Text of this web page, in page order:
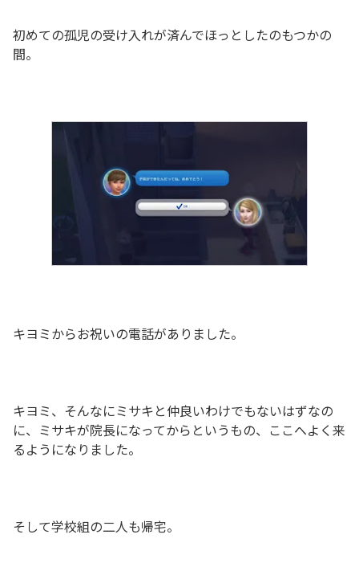
初めての孤児の受け入れが済んでほっとしたのもつかの
間。
キヨミからお祝いの電話がありました。
キヨミ、そんなにミサキと仲良いわけでもないはずなの
に、ミサキが院長になってからというもの、ここへよく来
るようになりました。
そして学校組の二人も帰宅。